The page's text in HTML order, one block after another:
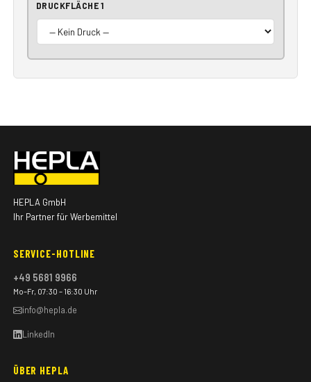
DRUCKFLÄCHE 1
HEPLA GmbH
Ihr Partner für Werbemittel
SERVICE-HOTLINE
+49 5681 9966
Mo–Fr, 07:30 – 16:30 Uhr
info@hepla.de
LinkedIn
ÜBER HEPLA